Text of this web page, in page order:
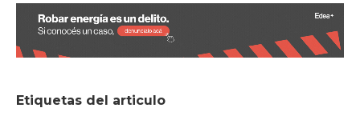
Etiquetas del articulo